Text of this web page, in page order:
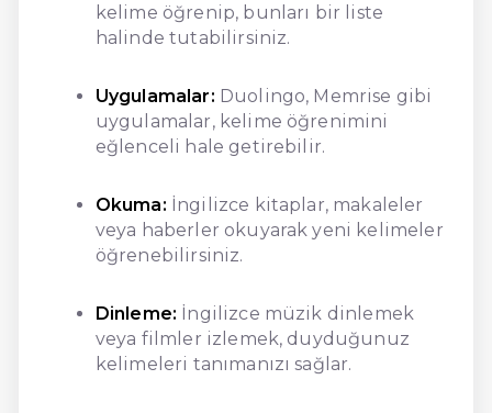
kelime öğrenip, bunları bir liste
halinde tutabilirsiniz.
Uygulamalar: Duolingo, Memrise gibi
uygulamalar, kelime öğrenimini
eğlenceli hale getirebilir.
Okuma: İngilizce kitaplar, makaleler
veya haberler okuyarak yeni kelimeler
öğrenebilirsiniz.
Dinleme: İngilizce müzik dinlemek
veya filmler izlemek, duyduğunuz
kelimeleri tanımanızı sağlar.